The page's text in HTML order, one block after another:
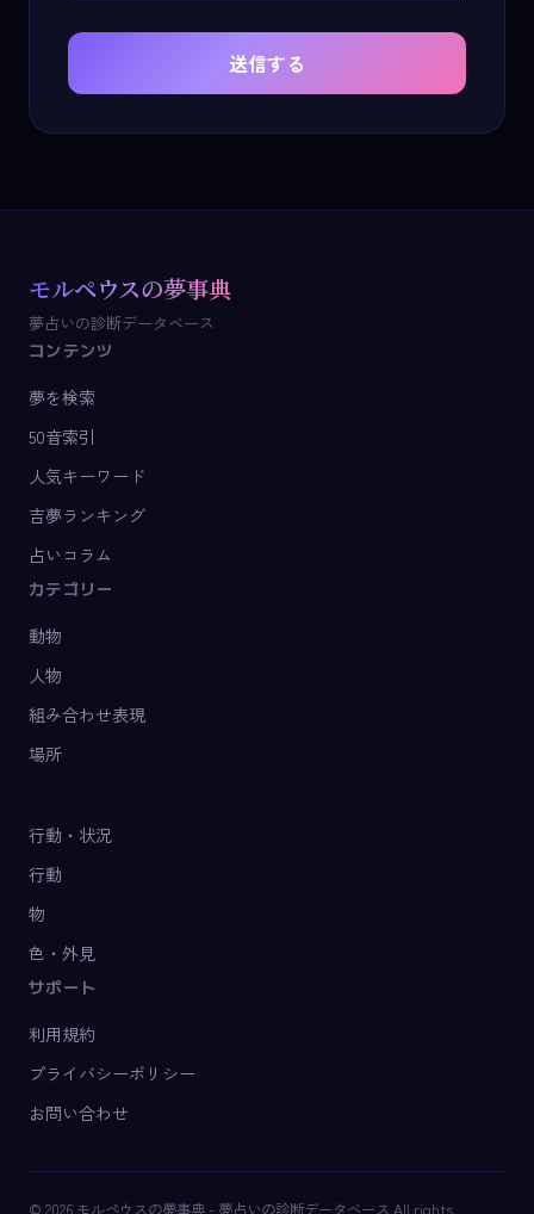
送信する
モルペウスの夢事典
夢占いの診断データベース
コンテンツ
夢を検索
50音索引
人気キーワード
吉夢ランキング
占いコラム
カテゴリー
動物
人物
組み合わせ表現
場所
行動・状況
行動
物
色・外見
サポート
利用規約
プライバシーポリシー
お問い合わせ
© 2026 モルペウスの夢事典 - 夢占いの診断データベース All rights